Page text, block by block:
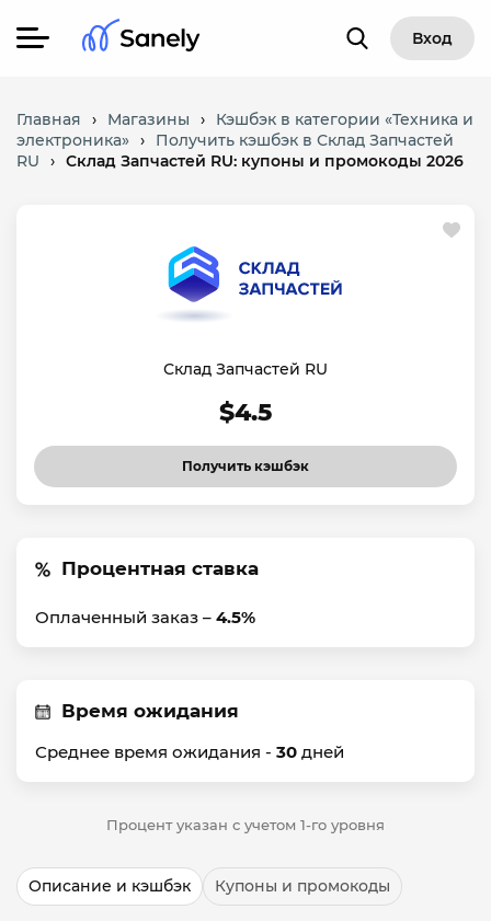
Вход
Главная › Магазины ›
Кэшбэк в категории «Техника и
электроника» ›
Получить кэшбэк в Склад Запчастей
RU
› Склад Запчастей RU: купоны и промокоды 2026
Склад Запчастей RU
$4.5
Получить кэшбэк
Процентная ставка
Оплаченный заказ – 4.5%
Время ожидания
Среднее время ожидания - 30 дней
Процент указан с учетом 1-го уровня
Описание и кэшбэк Купоны и промокоды